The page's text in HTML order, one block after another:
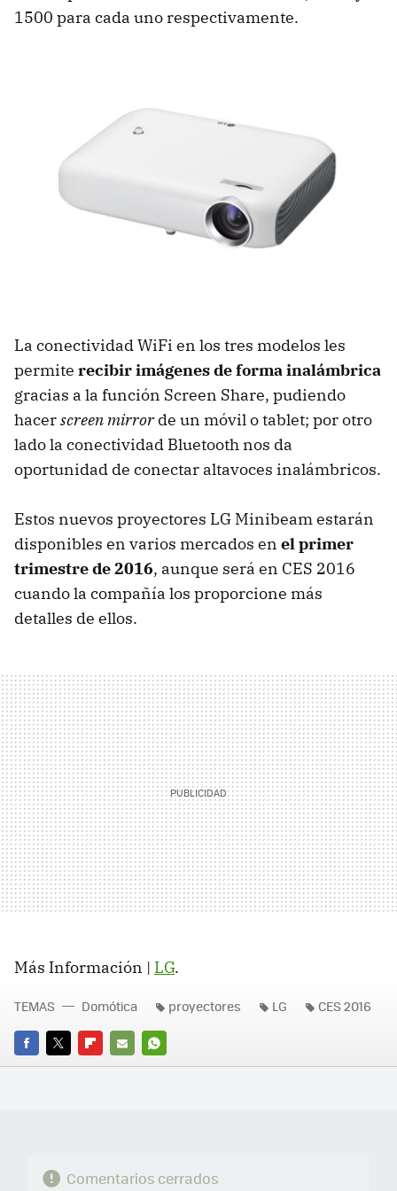
1500 para cada uno respectivamente.
La conectividad WiFi en los tres modelos les
permite recibir imágenes de forma inalámbrica
gracias a la función Screen Share, pudiendo
hacerscreen mirrorde un móvil o tablet; por otro
lado la conectividad Bluetooth nos da
oportunidad de conectar altavoces inalámbricos.
Estos nuevos proyectores LG Minibeam estarán
disponibles en varios mercados en el primer
trimestre de 2016, aunque será en CES 2016
cuando la compañía los proporcione más
detalles de ellos.
Más Información | LG.
FACEBOOK
TWITTERFLIPBOARD
E-
WHATSAPP
TEMAS Domótica proyectores LG CES 2016
Comentarios cerrados